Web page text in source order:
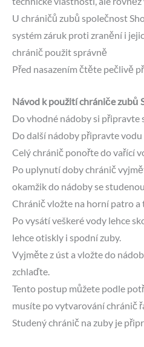
U chráničů zubů společnost
systém záruk proti zranění i
chránič použit správně
Před nasazením čtěte pečlivě
Návod k použití chrániče zubů
Do vhodné nádoby si připravte
Do další nádoby připravte
Celý chránič ponořte do vařící
Po uplynutí doby chránič
okamžik do nádoby se
Chránič vložte na horní patro a
Po vysátí veškeré vody lehce
lehce otiskly i spodní zuby.
Vyjměte z úst a vložte do
zchlaďte.
Tento postup můžete podle
musíte po vytvarování chránič
Studený chránič na zuby je